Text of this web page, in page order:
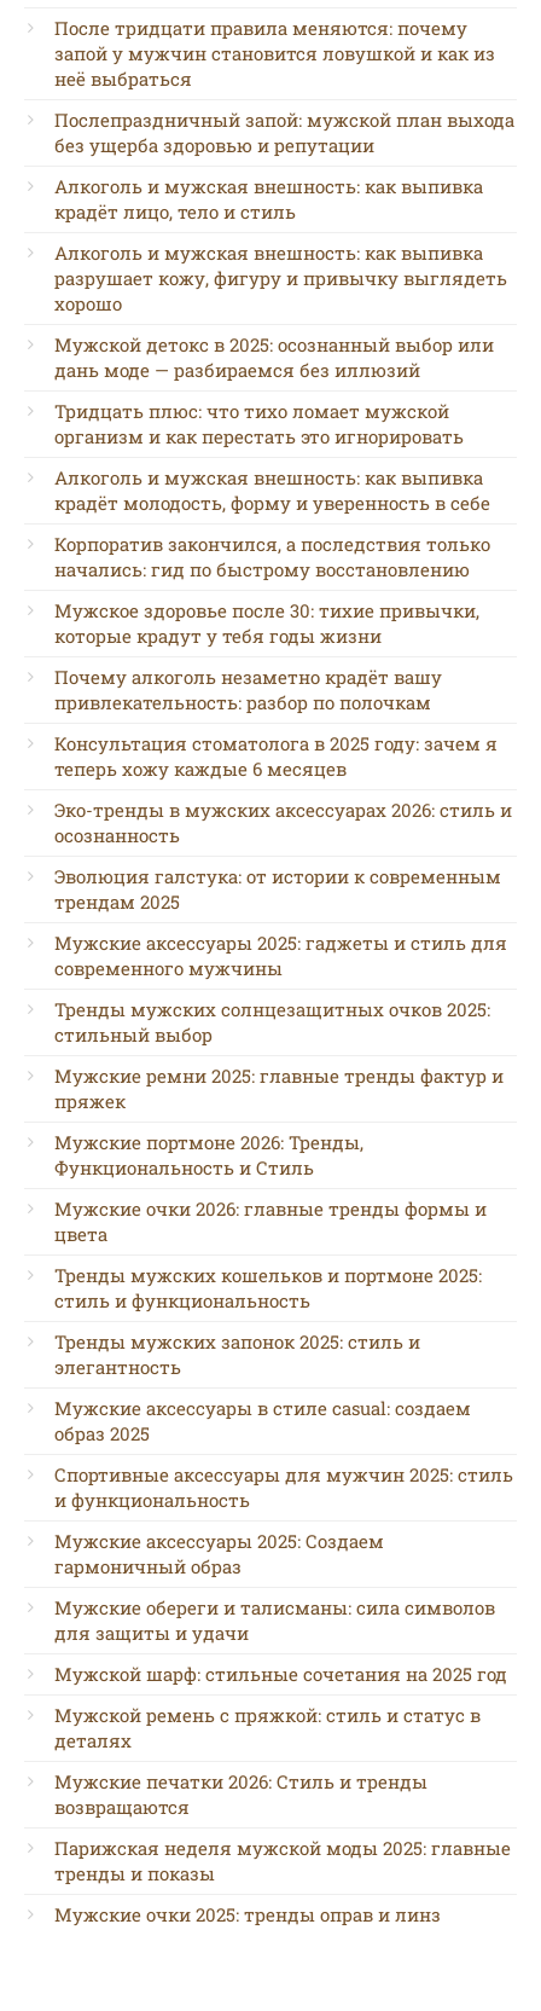
После тридцати правила меняются: почему
запой у мужчин становится ловушкой и как из
неё выбраться
Послепраздничный запой: мужской план выхода
без ущерба здоровью и репутации
Алкоголь и мужская внешность: как выпивка
крадёт лицо, тело и стиль
Алкоголь и мужская внешность: как выпивка
разрушает кожу, фигуру и привычку выглядеть
хорошо
Мужской детокс в 2025: осознанный выбор или
дань моде — разбираемся без иллюзий
Тридцать плюс: что тихо ломает мужской
организм и как перестать это игнорировать
Алкоголь и мужская внешность: как выпивка
крадёт молодость, форму и уверенность в себе
Корпоратив закончился, а последствия только
начались: гид по быстрому восстановлению
Мужское здоровье после 30: тихие привычки,
которые крадут у тебя годы жизни
Почему алкоголь незаметно крадёт вашу
привлекательность: разбор по полочкам
Консультация стоматолога в 2025 году: зачем я
теперь хожу каждые 6 месяцев
Эко-тренды в мужских аксессуарах 2026: стиль и
осознанность
Эволюция галстука: от истории к современным
трендам 2025
Мужские аксессуары 2025: гаджеты и стиль для
современного мужчины
Тренды мужских солнцезащитных очков 2025:
стильный выбор
Мужские ремни 2025: главные тренды фактур и
пряжек
Мужские портмоне 2026: Тренды,
Функциональность и Стиль
Мужские очки 2026: главные тренды формы и
цвета
Тренды мужских кошельков и портмоне 2025:
стиль и функциональность
Тренды мужских запонок 2025: стиль и
элегантность
Мужские аксессуары в стиле casual: создаем
образ 2025
Спортивные аксессуары для мужчин 2025: стиль
и функциональность
Мужские аксессуары 2025: Создаем
гармоничный образ
Мужские обереги и талисманы: сила символов
для защиты и удачи
Мужской шарф: стильные сочетания на 2025 год
Мужской ремень с пряжкой: стиль и статус в
деталях
Мужские печатки 2026: Стиль и тренды
возвращаются
Парижская неделя мужской моды 2025: главные
тренды и показы
Мужские очки 2025: тренды оправ и линз